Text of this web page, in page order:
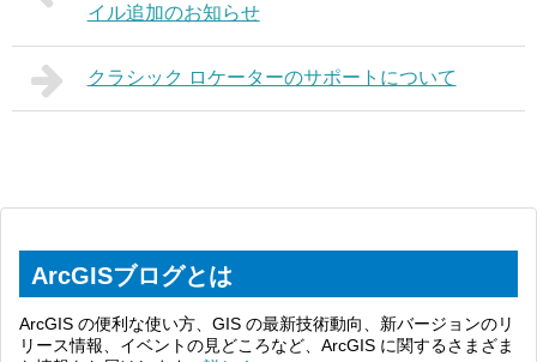
イル追加のお知らせ
クラシック ロケーターのサポートについて
ArcGISブログとは
ArcGIS の便利な使い方、GIS の最新技術動向、新バージョンのリ
リース情報、イベントの見どころなど、ArcGIS に関するさまざま